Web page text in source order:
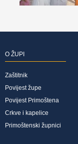
O ŽUPI
Zaštitnik
Povijest župe
Povijest Primoštena
Crkve i kapelice
Primoštenski župnici